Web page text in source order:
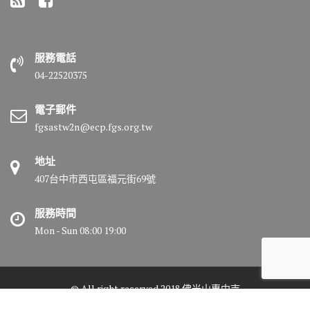
服務電話
04-22520375
電子郵件
fgsastw2n@ecp.fgs.org.tw
地址
407台中市西屯區福元街69號
服務時間
Mon - Sun 08:00 19:00
© All right reserved 2018 佛光山惠中寺